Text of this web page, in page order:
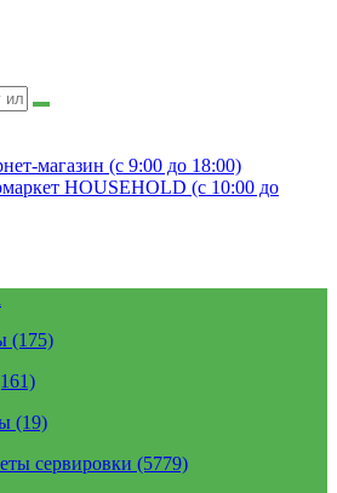
магазин (с 9:00 до 18:00)
HOUSEHOLD (с 10:00 до
(175)
(19)
сервировки (5779)